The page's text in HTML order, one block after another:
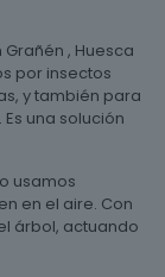
, Huesca
por insectos
y también para
una solución
usamos
en el aire. Con
árbol, actuando